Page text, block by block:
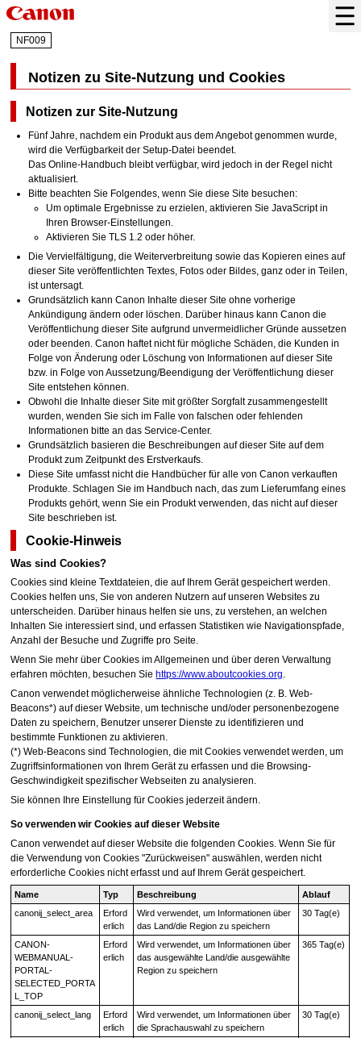
NF009
Notizen zu Site-Nutzung und Cookies
Notizen zur Site-Nutzung
Fünf Jahre, nachdem ein Produkt aus dem Angebot genommen wurde,
wird die Verfügbarkeit der Setup-Datei beendet.
DasOnline-Handbuch bleibt verfügbar, wird jedoch in der Regel nicht
aktualisiert.
Bitte beachten Sie Folgendes, wenn Sie diese Site besuchen:
Um optimale Ergebnisse zu erzielen, aktivieren Sie JavaScriptin
Ihren Browser-Einstellungen.
Aktivieren Sie TLS 1.2 oder höher.
Die Vervielfältigung, die Weiterverbreitung sowie das Kopieren eines auf
dieser Site veröffentlichten Textes, Fotos oder Bildes, ganz oder in Teilen,
ist untersagt.
Grundsätzlich kannCanon Inhalte dieser Site ohne vorherige
Ankündigung ändern oder löschen. Darüber hinaus kann Canon die
Veröffentlichung dieser Site aufgrund unvermeidlicher Gründe aussetzen
oder beenden. Canon haftet nicht für mögliche Schäden, die Kunden in
Folge von Änderung oder Löschung von Informationen auf dieser Site
bzw. in Folge von Aussetzung/Beendigung der Veröffentlichung dieser
Site entstehen können.
Obwohl die Inhalte dieser Site mit größter Sorgfalt zusammengestellt
wurden, wenden Sie sich im Falle von falschen oder fehlenden
Informationen bitte an das Service-Center.
Grundsätzlich basieren die Beschreibungen auf dieser Site auf dem
Produkt zum Zeitpunkt des Erstverkaufs.
Diese Site umfasst nicht die Handbücher für alle vonCanon verkauften
Produkte. Schlagen Sie im Handbuch nach, das zum Lieferumfang eines
Produkts gehört, wenn Sie ein Produkt verwenden, das nicht auf dieser
Site beschrieben ist.
Cookie-Hinweis
Was sind Cookies?
Cookies sind kleine Textdateien, die auf Ihrem Gerät gespeichert werden.
Cookies helfen uns, Sie von anderen Nutzern auf unseren Websites zu
unterscheiden. Darüber hinaus helfen sie uns, zu verstehen, an welchen
Inhalten Sie interessiert sind, und erfassen Statistiken wie Navigationspfade,
Anzahl der Besuche und Zugriffe pro Seite.
Wenn Sie mehr über Cookies im Allgemeinen und über deren Verwaltung
erfahren möchten, besuchen Siehttps://www.aboutcookies.org
Canon verwendet möglicherweise ähnliche Technologien (z. B. Web-
Beacons*) auf dieser Website, um technische und/oder personenbezogene
Daten zu speichern, Benutzer unserer Dienste zu identifizieren und
bestimmte Funktionen zu aktivieren.
(*) Web-Beacons sind Technologien, die mit Cookies verwendet werden, um
Zugriffsinformationen von Ihrem Gerät zu erfassen und die Browsing-
Geschwindigkeit spezifischer Webseiten zu analysieren.
Sie können Ihre Einstellung für Cookies jederzeit ändern.
So verwenden wir Cookies auf dieser Website
Canon verwendet auf dieser Website die folgenden Cookies. Wenn Sie für
die Verwendung von Cookies "Zurückweisen" auswählen, werden nicht
erforderliche Cookies nicht erfasst und auf Ihrem Gerät gespeichert.
Name Typ Beschreibung
Ablauf
canonij_select_area
Erford
erlich
Wird verwendet, um Informationen über
das Land/die Region zu speichern
30 Tag(e)
CANON-
WEBMANUAL-
PORTAL-
SELECTED_PORTA
L_TOP
Erford
erlich
Wird verwendet, um Informationen über
das ausgewählte Land/die ausgewählte
Region zu speichern
365 Tag(e)
canonij_select_lang
Erford
erlich
Wird verwendet, um Informationen über
die Sprachauswahl zu speichern
30 Tag(e)